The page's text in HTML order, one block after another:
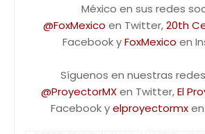
México en sus redes
@FoxMexico en Twitter,20th
Facebook yFoxMexico en
Síguenos en nuestras
@ProyectorMXen Twitter,El
Facebook yelproyectormx